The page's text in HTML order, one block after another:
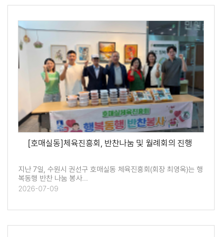
[호매실동]체육진흥회, 반찬나눔 및 월례회의 진행
지난 7일, 수원시 권선구 호매실동 체육진흥회(회장 최영옥)는 행
복동행 반찬 나눔 봉사…
2026-07-09